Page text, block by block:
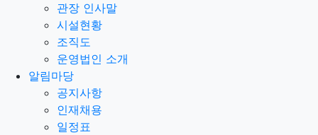
관장 인사말
시설현황
조직도
운영법인 소개
알림마당
공지사항
인재채용
일정표